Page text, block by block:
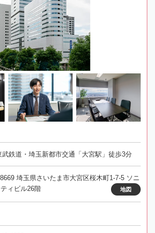
武鉄道・埼玉新都市交通「大宮駅」徒歩3分
埼玉県さいたま市大宮区桜木町1-7-5 ソニ
ィビル26階
地図